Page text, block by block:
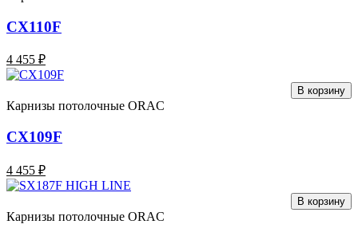
CX110F
4 455 ₽
В корзину
Карнизы потолочные ORAC
CX109F
4 455 ₽
В корзину
Карнизы потолочные ORAC